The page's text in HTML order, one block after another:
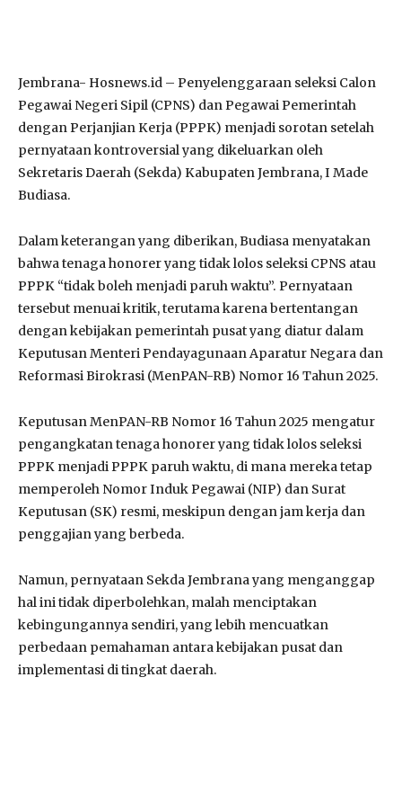
Jembrana- Hosnews.id – Penyelenggaraan seleksi Calon
Pegawai Negeri Sipil (CPNS) dan Pegawai Pemerintah
dengan Perjanjian Kerja (PPPK) menjadi sorotan setelah
pernyataan kontroversial yang dikeluarkan oleh
Sekretaris Daerah (Sekda) Kabupaten Jembrana, I Made
Budiasa.
Dalam keterangan yang diberikan, Budiasa menyatakan
bahwa tenaga honorer yang tidak lolos seleksi CPNS atau
PPPK “tidak boleh menjadi paruh waktu”. Pernyataan
tersebut menuai kritik, terutama karena bertentangan
dengan kebijakan pemerintah pusat yang diatur dalam
Keputusan Menteri Pendayagunaan Aparatur Negara dan
Reformasi Birokrasi (MenPAN-RB) Nomor 16 Tahun 2025.
Keputusan MenPAN-RB Nomor 16 Tahun 2025 mengatur
pengangkatan tenaga honorer yang tidak lolos seleksi
PPPK menjadi PPPK paruh waktu, di mana mereka tetap
memperoleh Nomor Induk Pegawai (NIP) dan Surat
Keputusan (SK) resmi, meskipun dengan jam kerja dan
penggajian yang berbeda.
Namun, pernyataan Sekda Jembrana yang menganggap
hal ini tidak diperbolehkan, malah menciptakan
kebingungannya sendiri, yang lebih mencuatkan
perbedaan pemahaman antara kebijakan pusat dan
implementasi di tingkat daerah.